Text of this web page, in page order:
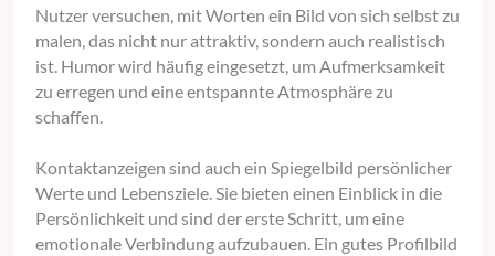
Nutzer versuchen, mit Worten ein Bild von sich selbst zu
malen, das nicht nur attraktiv, sondern auch realistisch
ist. Humor wird häufig eingesetzt, um Aufmerksamkeit
zu erregen und eine entspannte Atmosphäre zu
schaffen.
Kontaktanzeigen sind auch ein Spiegelbild persönlicher
Werte und Lebensziele. Sie bieten einen Einblick in die
Persönlichkeit und sind der erste Schritt, um eine
emotionale Verbindung aufzubauen. Ein gutes Profilbild